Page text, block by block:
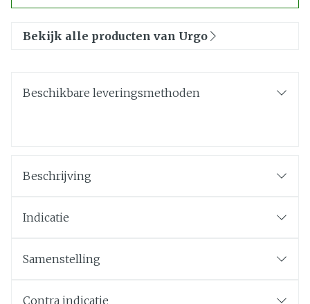
Bekijk alle producten van Urgo
Beschikbare leveringsmethoden
Beschrijving
Indicatie
Samenstelling
Contra indicatie